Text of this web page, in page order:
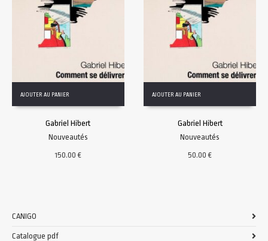
AJOUTER AU PANIER
Gabriel Hibert
Nouveautés
150.00€
AJOUTER AU PANIER
Gabriel Hibert
Nouveautés
50.00€
CANIGO
Catalogue pdf